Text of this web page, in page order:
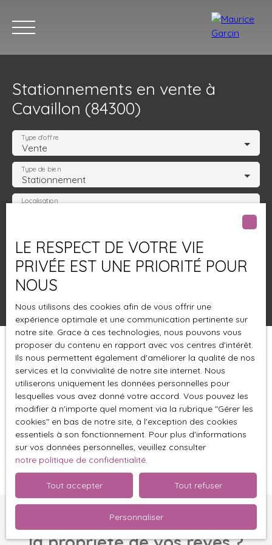
Nos annonces Nos
Stationnements en vente à
Cavaillon (84300)
Vente
Type d'offre
Stationnement
Type de bien
Localisation
Surface min (m²)
Rechercher
Pertinence
Trier par Créer une alerte
Aucun résultat
Vous ne trouvez pas
LE RESPECT DE VOTRE VIE
PRIVÉE EST UNE PRIORITÉ POUR
NOUS
Nous utilisons des cookies afin de vous offrir une
expérience optimale et une communication pertinente sur
notre site. Grace à ces technologies, nous pouvons vous
proposer du contenu en rapport avec vos centres d'intérêt.
Ils nous permettent également d'améliorer la qualité de nos
services et la convivialité de notre site internet. Nous
utiliserons uniquement les données personnelles pour
lesquelles vous avez donné votre accord. Vous pouvez les
modifier à n'importe quel moment via la rubrique ″Gérer les
cookies″ en bas de notre site, à l'exception des cookies
essentiels à son fonctionnement. Pour plus d'informations
sur vos données personnelles, veuillez consulter
notre politique de confidentialité.
Tout accepter Tout refuser
Personnaliser